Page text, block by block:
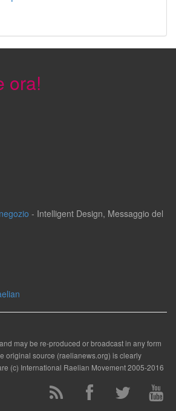
ora!
- Intelligent Design, Messaggio del
may be re-produced or broadcast in any form
original source (raelianews.org) is clearly
(c) International Raelian Movement 2005-2016